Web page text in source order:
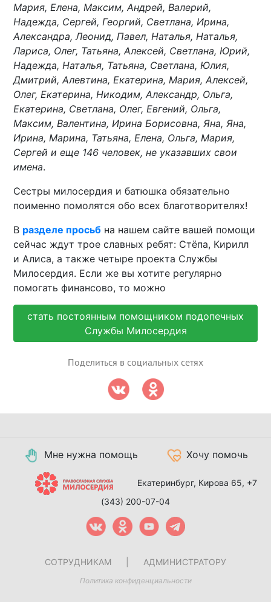
Мария, Елена, Максим, Андрей, Валерий,
Надежда, Сергей, Георгий, Светлана, Ирина,
Александра, Леонид, Павел, Наталья, Наталья,
Лариса, Олег, Татьяна, Алексей, Светлана, Юрий,
Надежда, Наталья, Татьяна, Светлана, Юлия,
Дмитрий, Алевтина, Екатерина, Мария, Алексей,
Олег, Екатерина, Никодим, Александр, Ольга,
Екатерина, Светлана, Олег, Евгений, Ольга,
Максим, Валентина, Ирина Борисовна, Яна, Яна,
Ирина, Марина, Татьяна, Елена, Ольга, Мария,
Сергей и еще 146 человек, не указавших свои
имена.
Сестры милосердия и батюшка обязательно
поименно помолятся обо всех благотворителях!
В разделе просьб на нашем сайте вашей помощи
сейчас ждут трое славных ребят: Стёпа, Кирилл
и Алиса, а также четыре проекта Службы
Милосердия. Если же вы хотите регулярно
помогать финансово, то можно
стать постоянным помощником подопечных
Службы Милосердия
Поделиться в социальных сетях
Мне нужна помощь Хочу помочь
Екатеринбург, Кирова 65, +7
(343) 200-07-04
СОТРУДНИКАМ АДМИНИСТРАТОРУ
Политика конфиденциальности